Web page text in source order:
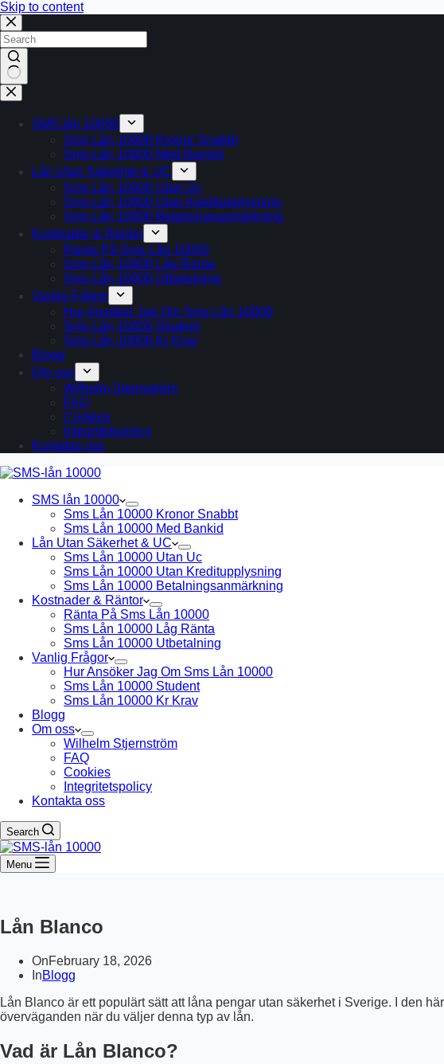
Skip to content
No
results
SMS lån 10000
Sms Lån 10000 Kronor Snabbt
Sms Lån 10000 Med Bankid
Lån Utan Säkerhet & UC
Sms Lån 10000 Utan Uc
Sms Lån 10000 Utan Kreditupplysning
Sms Lån 10000 Betalningsanmärkning
Kostnader & Räntor
Ränta På Sms Lån 10000
Sms Lån 10000 Låg Ränta
Sms Lån 10000 Utbetalning
Vanlig Frågor
Hur Ansöker Jag Om Sms Lån 10000
Sms Lån 10000 Student
Sms Lån 10000 Kr Krav
Blogg
Om oss
Wilhelm Stjernström
FAQ
Cookies
Integritetspolicy
Kontakta oss
SMS lån 10000
Sms Lån 10000 Kronor Snabbt
Sms Lån 10000 Med Bankid
Lån Utan Säkerhet & UC
Sms Lån 10000 Utan Uc
Sms Lån 10000 Utan Kreditupplysning
Sms Lån 10000 Betalningsanmärkning
Kostnader & Räntor
Ränta På Sms Lån 10000
Sms Lån 10000 Låg Ränta
Sms Lån 10000 Utbetalning
Vanlig Frågor
Hur Ansöker Jag Om Sms Lån 10000
Sms Lån 10000 Student
Sms Lån 10000 Kr Krav
Blogg
Om oss
Wilhelm Stjernström
FAQ
Cookies
Integritetspolicy
Kontakta oss
Search
Menu
Lån Blanco
OnFebruary 18, 2026
InBlogg
Lån Blanco är ett populärt sätt att låna pengar utan säkerhet i Sverige. I den
överväganden när du väljer denna typ av lån.
Vad är Lån Blanco?